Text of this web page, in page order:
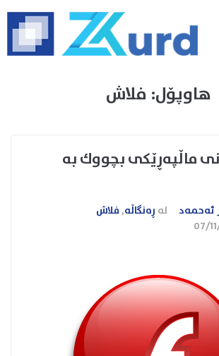
هاوپۆل: فلاش
ماڵپه‌ڕێكی بچووك به‌
ئەحمەد لە ڕەنگاڵە,فلاش
07/